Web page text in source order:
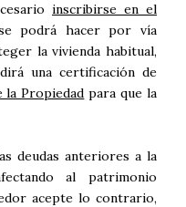
inscribirse en el
podrá hacer por vía
la vivienda habitual,
una certificación de
la Propiedad para que la
deudas anteriores a la
al patrimonio
acepte lo contrario,